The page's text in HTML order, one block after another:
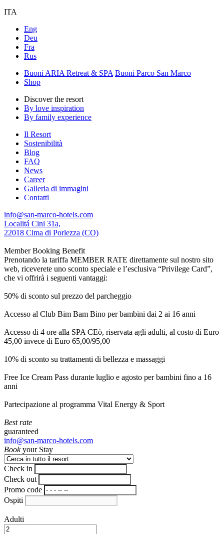
ITA
Eng
Deu
Fra
Rus
Buoni ARIA Retreat & SPA Buoni Parco San Marco
Shop
Discover the resort
By love inspiration
By family experience
Il Resort
Sostenibilità
Blog
FAQ
News
Career
Galleria di immagini
Contatti
info@san-marco-hotels.com
Localitá Cini 31a,
22018 Cima di Porlezza (CO)
Member Booking Benefit
Prenotando la tariffa MEMBER RATE direttamente sul nostro sito
web, riceverete uno sconto speciale e l’esclusiva “Privilege Card”,
che vi offrirà i seguenti vantaggi:
50% di sconto sul prezzo del parcheggio
Accesso al Club Bim Bam Bino per bambini dai 2 ai 16 anni
Accesso di 4 ore alla SPA CEò, riservata agli adulti, al costo di Euro
45,00 invece di Euro 65,00/95,00
10% di sconto su trattamenti di bellezza e massaggi
Free Ice Cream Pass durante luglio e agosto per bambini fino a 16
anni
Partecipazione al programma Vital Energy & Sport
Best rate
guaranteed
info@san-marco-hotels.com
Bookyour Stay
Check in
Check out
Promo code
Ospiti
Adulti